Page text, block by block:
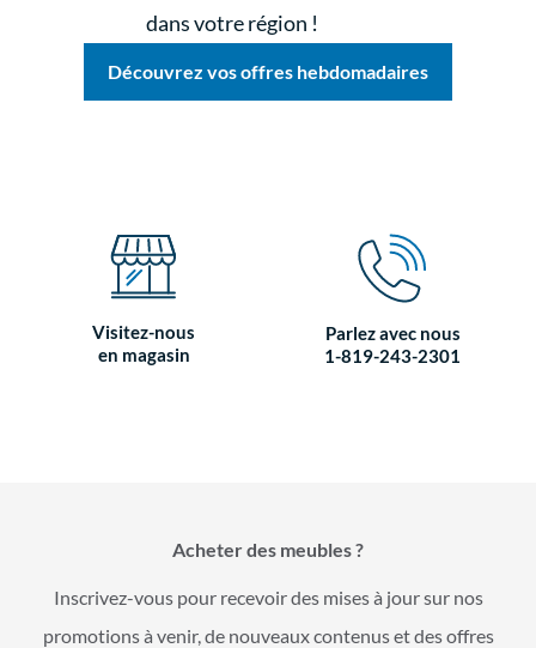
dans votre région !
Découvrez vos offres hebdomadaires
Visitez-nous
en magasin
Parlez avec nous
1-819-243-2301
Acheter des meubles ?
Inscrivez-vous pour recevoir des mises à jour sur nos
promotions à venir, de nouveaux contenus et des offres